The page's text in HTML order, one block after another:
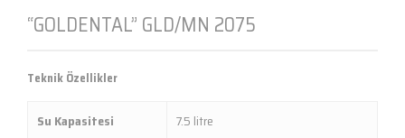
“GOLDENTAL” GLD/MN 2075
Teknik Özellikler
Su Kapasitesi
7.5 litre